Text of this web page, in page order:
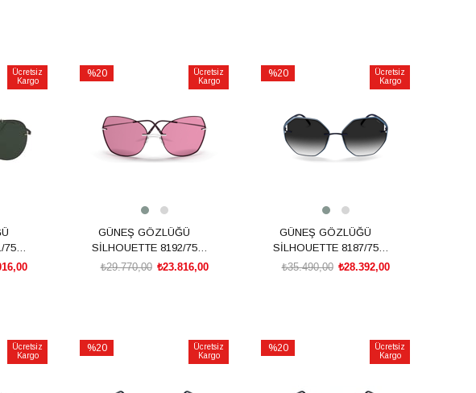
Ücretsiz
Kargo
75
%20
Ücretsiz
Kargo
GÜNEŞ GÖZLÜĞÜ
SİLHOUETTE 8192/75
7110 00/00₺23.816,00
₺29.770,00
%20
Ücretsiz
Kargo
GÜNEŞ GÖZLÜĞÜ
SİLHOUETTE 8187/75
6500 00/00₺28.392,00
₺35.490,00
Ücretsiz
Kargo
%20
Ücretsiz
Kargo
%20
Ücretsiz
Kargo